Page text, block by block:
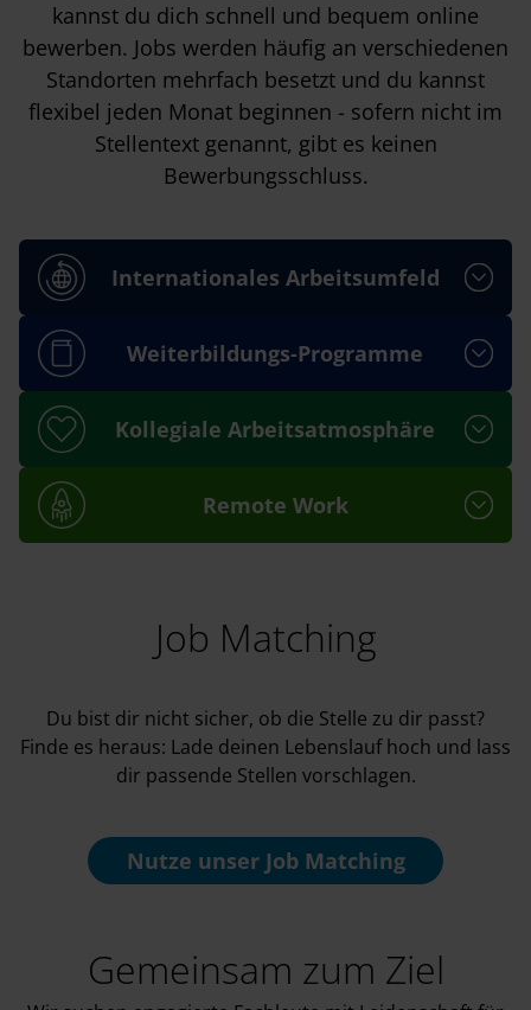
kannst du dich schnell und bequem online
bewerben. Jobs werden häufig an verschiedenen
Standorten mehrfach besetzt und du kannst
flexibel jeden Monat beginnen - sofern nicht im
Stellentext genannt, gibt es keinen
Bewerbungsschluss.
Internationales Arbeitsumfeld
Weiterbildungs-Programme
Kollegiale Arbeitsatmosphäre
Remote Work
Job Matching
Du bist dir nicht sicher, ob die Stelle zu dir passt?
Finde es heraus: Lade deinen Lebenslauf hoch und lass
dir passende Stellen vorschlagen.
Nutze unserJob Matching
Gemeinsam zum Ziel